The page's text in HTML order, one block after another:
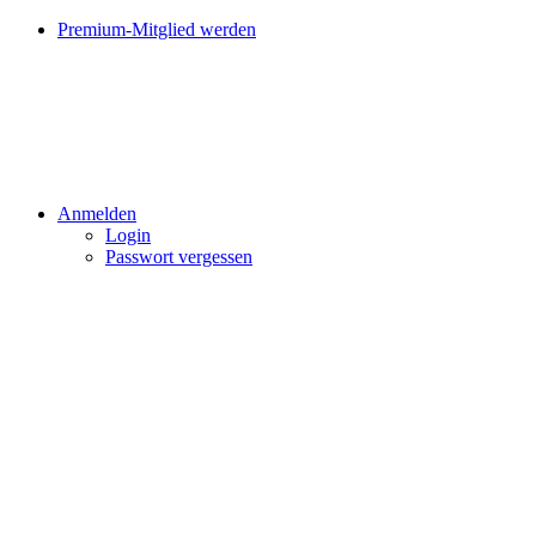
Premium-Mitglied werden
Anmelden
Login
Passwort vergessen